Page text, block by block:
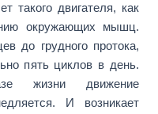
такого двигателя, как
окружающих мышц.
до грудного протока,
пять циклов в день.
жизни движение
И возникает